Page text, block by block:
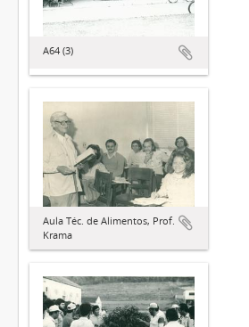
A64 (3)
Aula Téc. de Alimentos, Prof.
Krama